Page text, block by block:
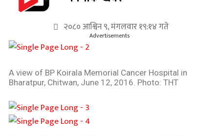
२०८० आश्विन ९, मंगलवार १९:१४ गते
Advertisements
A view of BP Koirala Memorial Cancer Hospital in
Bharatpur, Chitwan, June 12, 2016. Photo: THT